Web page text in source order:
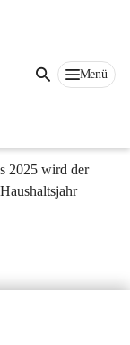
Menü
2025 wird der
2025 wird der